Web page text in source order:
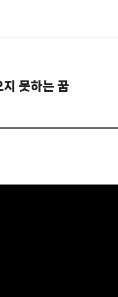
못하는 꿈